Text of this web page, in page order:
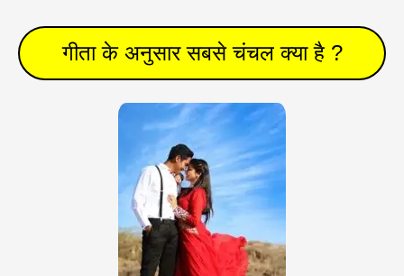
गीता के अनुसार सबसे चंचल क्या है ?